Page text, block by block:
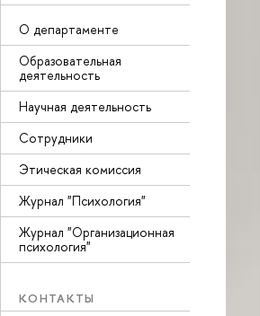
О департаменте
Образовательная
деятельность
Научная деятельность
Сотрудники
Этическая комиссия
Журнал "Психология"
Журнал "Организационная
психология"
КОНТАКТЫ